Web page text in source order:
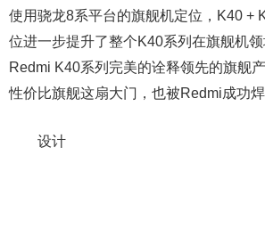
使用骁龙8系平台的旗舰机定位，K40 +
位进一步提升了整个K40系列在旗舰机领
Redmi K40系列完美的诠释领先的旗舰
性价比旗舰这扇大门，也被Redmi成功焊
设计